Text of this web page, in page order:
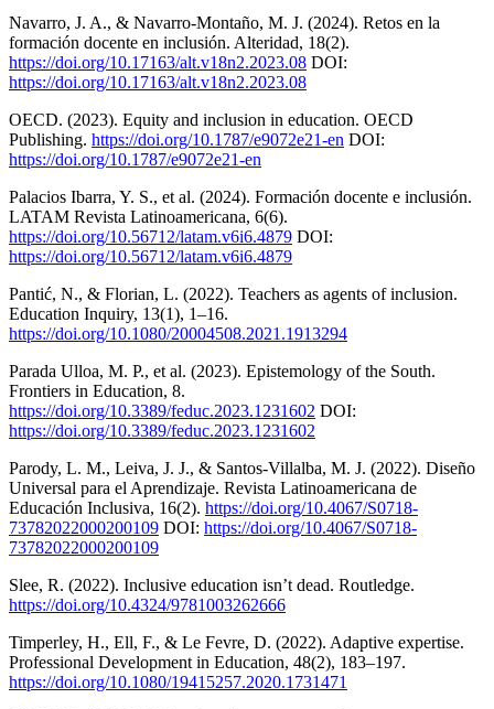
Navarro, J. A., & Navarro-Montaño, M. J. (2024). Retos en la
formación docente en inclusión. Alteridad, 18(2).
https://doi.org/10.17163/alt.v18n2.2023.08 DOI:
https://doi.org/10.17163/alt.v18n2.2023.08
OECD. (2023). Equity and inclusion in education. OECD
Publishing. https://doi.org/10.1787/e9072e21-en DOI:
https://doi.org/10.1787/e9072e21-en
Palacios Ibarra, Y. S., et al. (2024). Formación docente e inclusión.
LATAM Revista Latinoamericana, 6(6).
https://doi.org/10.56712/latam.v6i6.4879 DOI:
https://doi.org/10.56712/latam.v6i6.4879
Pantić, N., & Florian, L. (2022). Teachers as agents of inclusion.
Education Inquiry, 13(1), 1–16.
https://doi.org/10.1080/20004508.2021.1913294
Parada Ulloa, M. P., et al. (2023). Epistemology of the South.
Frontiers in Education, 8.
https://doi.org/10.3389/feduc.2023.1231602 DOI:
https://doi.org/10.3389/feduc.2023.1231602
Parody, L. M., Leiva, J. J., & Santos-Villalba, M. J. (2022). Diseño
Universal para el Aprendizaje. Revista Latinoamericana de
Educación Inclusiva, 16(2). https://doi.org/10.4067/S0718-
73782022000200109 DOI: https://doi.org/10.4067/S0718-
73782022000200109
Slee, R. (2022). Inclusive education isn’t dead. Routledge.
https://doi.org/10.4324/9781003262666
Timperley, H., Ell, F., & Le Fevre, D. (2022). Adaptive expertise.
Professional Development in Education, 48(2), 183–197.
https://doi.org/10.1080/19415257.2020.1731471